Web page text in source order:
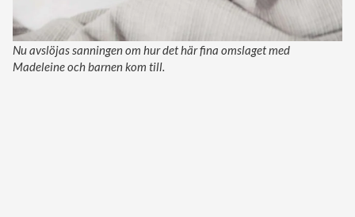
Nu avslöjas sanningen om hur det här fina omslaget med
Madeleine och barnen kom till.